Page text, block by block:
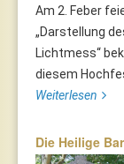
Am 2. Feber
„Darstellung
Lichtmess“
diesem
Weiterlesen
Die Heilige